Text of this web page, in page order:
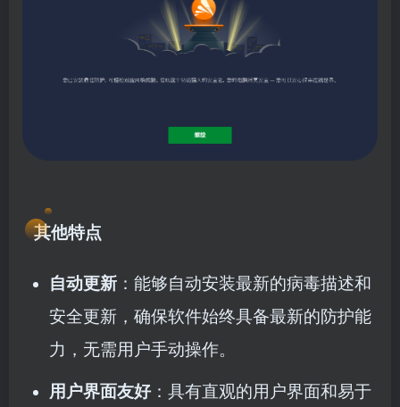
其他特点
自动更新 ：能够自动安装最新的病毒描述和
安全更新，确保软件始终具备最新的防护能
力，无需用户手动操作。
用户界面友好：具有直观的用户界面和易于